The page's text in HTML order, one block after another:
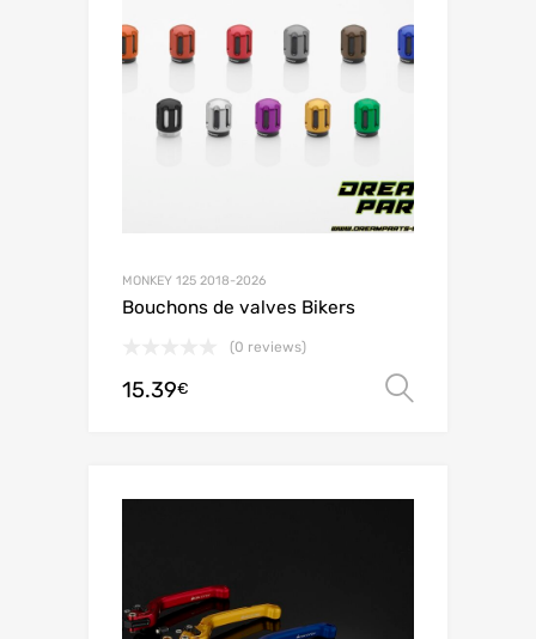
MONKEY 125 2018-2026
Bouchons de valves Bikers
(0 reviews)
15.39€